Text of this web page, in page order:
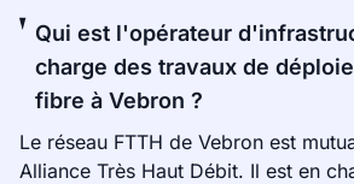
Qui est l'opérateur
charge des travaux de
fibre à Vebron ?
Le réseau FTTH de Vebron est
Alliance Très Haut Débit. Il est en